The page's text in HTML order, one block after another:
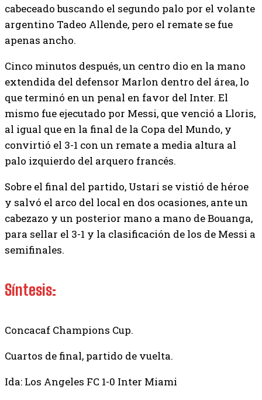
cabeceado buscando el segundo palo por el volante
argentino Tadeo Allende, pero el remate se fue
apenas ancho.
Cinco minutos después, un centro dio en la mano
extendida del defensor Marlon dentro del área, lo
que terminó en un penal en favor del Inter. El
mismo fue ejecutado por Messi, que venció a Lloris,
al igual que en la final de la Copa del Mundo, y
convirtió el 3-1 con un remate a media altura al
palo izquierdo del arquero francés.
Sobre el final del partido, Ustari se vistió de héroe
y salvó el arco del local en dos ocasiones, ante un
cabezazo y un posterior mano a mano de Bouanga,
para sellar el 3-1 y la clasificación de los de Messi a
semifinales.
Síntesis:
Concacaf Champions Cup.
Cuartos de final, partido de vuelta.
Ida: Los Angeles FC 1-0 Inter Miami